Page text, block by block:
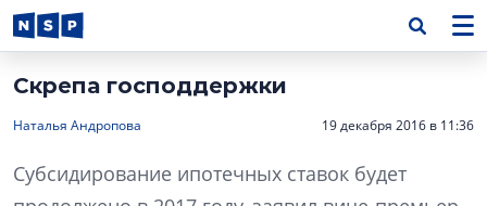
Скрепа господдержки
Наталья Андропова 19 декабря 2016 в 11:36
Субсидирование ипотечных ставок будет